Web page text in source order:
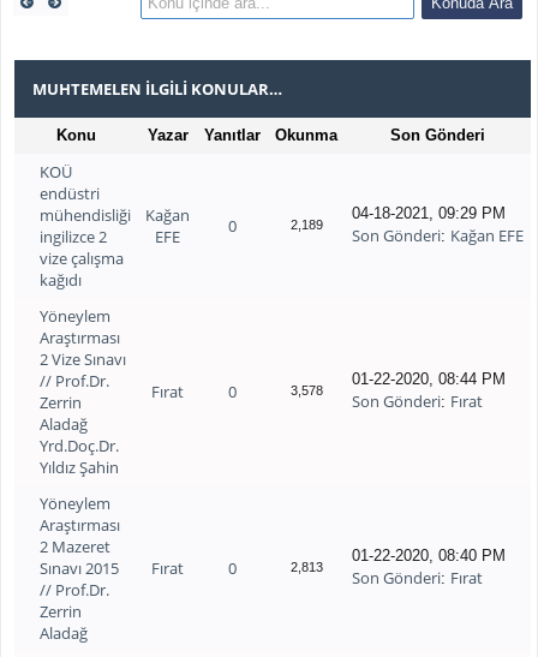
MUHTEMELEN İLGILI KONULAR…
Konu Yazar Yanıtlar Okunma Son Gönderi
KOÜ
endüstri
mühendisliği
ingilizce 2
vize çalışma
kağıdı
Kağan
EFE
0 2,189
04-18-2021, 09:29 PM
Son Gönderi: Kağan EFE
Yöneylem
Araştırması
2 Vize Sınavı
// Prof.Dr.
Zerrin
Aladağ
Yrd.Doç.Dr.
Yıldız Şahin
Fırat 0 3,578
01-22-2020, 08:44 PM
Son Gönderi: Fırat
Yöneylem
Araştırması
2 Mazeret
Sınavı 2015
// Prof.Dr.
Zerrin
Aladağ
Fırat 0 2,813
01-22-2020, 08:40 PM
Son Gönderi: Fırat